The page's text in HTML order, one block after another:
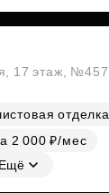
17 этаж, №457
отделка
2 000 ₽/мес
Ещё